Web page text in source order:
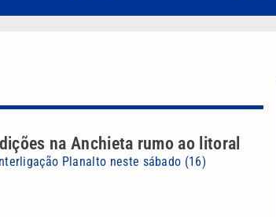
na Anchieta rumo ao litoral
Planalto neste sábado (16)